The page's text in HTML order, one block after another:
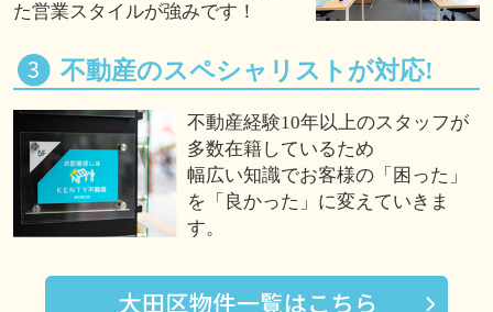
た営業スタイルが強みです！
不動産のスペシャリストが対応!
不動産経験10年以上のスタッフが
多数在籍しているため
幅広い知識でお客様の「困った」
を「良かった」に変えていきま
す。